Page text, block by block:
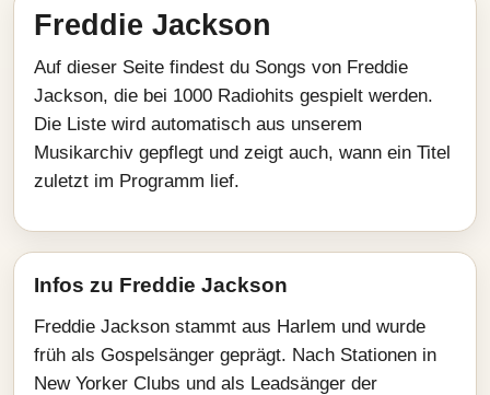
Freddie Jackson
Auf dieser Seite findest du Songs von Freddie
Jackson, die bei 1000 Radiohits gespielt werden.
Die Liste wird automatisch aus unserem
Musikarchiv gepflegt und zeigt auch, wann ein Titel
zuletzt im Programm lief.
Infos zu Freddie Jackson
Freddie Jackson stammt aus Harlem und wurde
früh als Gospel­sänger geprägt. Nach Stationen in
New Yorker Clubs und als Leadsänger der